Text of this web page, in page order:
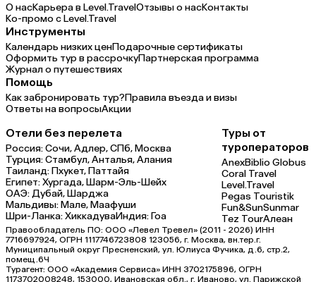
О насКарьера в Level.TravelОтзывы о насКонтакты
Ко-промо с Level.Travel
Инструменты
Календарь низких ценПодарочные сертификаты
Оформить тур в рассрочкуПартнерская программа
Журнал о путешествиях
Помощь
Как забронировать тур?Правила въезда и визы
Ответы на вопросыАкции
Отели без перелета
Россия:Сочи,Адлер,СПб,Москва
Турция:Стамбул,Анталья,Алания
Таиланд:Пхукет,Паттайя
Египет:Хургада,Шарм-Эль-Шейх
ОАЭ:Дубай,Шарджа
Мальдивы:Мале,Маафуши
Шри-Ланка:ХиккадуваИндия:Гоа
Туры от
туроператоров
AnexBiblio Globus
Coral Travel
Level.Travel
Pegas Touristik
Fun&SunSunmar
Tez TourАлеан
Правообладатель ПО: ООО «Левел Тревел» (2011 - 2026) ИНН
7716697924, ОГРН 1117746723808 123056, г. Москва, вн.тер.г.
Муниципальный округ Пресненский, ул. Юлиуса Фучика, д.6, стр.2,
помещ.6Ч
Турагент: ООО «Академия Сервиса» ИНН 3702175896, ОГРН
1173702008248, 153000, Ивановская обл., г. Иваново, ул. Парижской